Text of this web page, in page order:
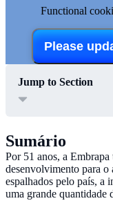
Functional
Please
Jump to Section
Sumário
Por 51 anos, a
desenvolvimento para
espalhados pelo país, a
uma grande quantidade